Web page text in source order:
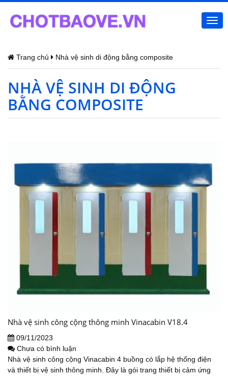
Trang chủ Nhà vệ sinh di động bằng composite
NHÀ VỆ SINH DI ĐỘNG
BẰNG COMPOSITE
Nhà vệ sinh công cộng thông minh Vinacabin V18.4
09/11/2023
Chưa có bình luận
Nhà vệ sinh công cộng Vinacabin 4 buồng có lắp hệ thống điện
và thiết bị vệ sinh thông minh. Đây là gói trang thiết bị cảm ứng